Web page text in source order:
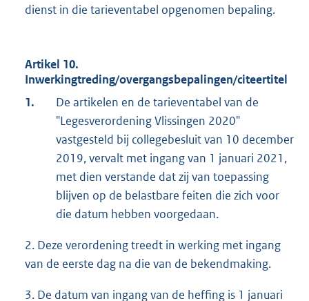
dienst in die tarieventabel opgenomen bepaling.
Artikel 10.
Inwerkingtreding/overgangsbepalingen/citeertitel
1.
De artikelen en de tarieventabel van de
"Legesverordening Vlissingen 2020"
vastgesteld bij collegebesluit van 10 december
2019, vervalt met ingang van 1 januari 2021,
met dien verstande dat zij van toepassing
blijven op de belastbare feiten die zich voor
die datum hebben voorgedaan.
2. Deze verordening treedt in werking met ingang
van de eerste dag na die van de bekendmaking.
3. De datum van ingang van de heffing is 1 januari